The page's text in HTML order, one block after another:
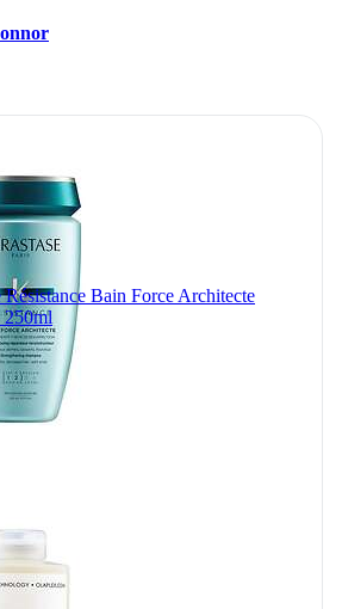
Résistance Bain Force Architecte
250ml